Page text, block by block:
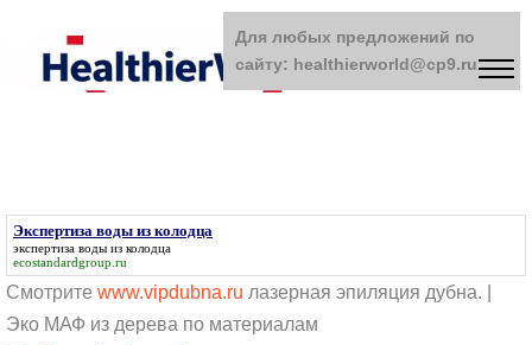
Экспертиза воды из колодца
экспертиза воды из колодца
ecostandardgroup.ru
Смотрите www.vipdubna.ru лазерная эпиляция дубна. |
Эко МАФ из дерева по материалам
Для любых предложений по
сайту: healthierworld@cp9.ru